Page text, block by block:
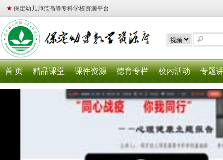
★ 保定幼儿师范高等专科学校资源平台
首 页 精品课堂 课件资源 德育专栏 校内活动 专题